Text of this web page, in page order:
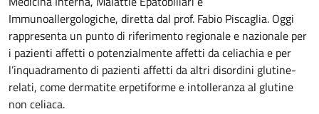
Immunoallergologiche, diretta dal prof. Fabio Piscaglia. Oggi
rappresenta un punto di riferimento regionale e nazionale per
i pazienti affetti o potenzialmente affetti da celiachia e per
l’inquadramento di pazienti affetti da altri disordini glutine-
relati, come dermatite erpetiforme e intolleranza al glutine
non celiaca.